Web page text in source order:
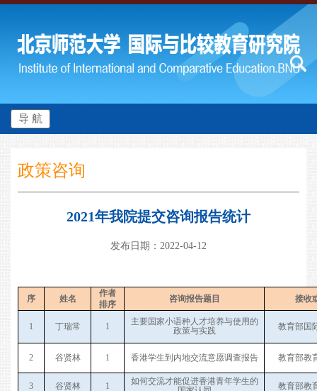
导 航
政策咨询
2021年我院提交咨询报告统计
发布日期：2022-04-12
序 姓名
作者
排序
咨询报告题目 接收
1 丁瑞常 1
主要国家小语种人才培养与使用的
政策与实践
教育部国
2 谷贤林 1 香港学生到内地交流意愿调查报告 教育部教
3 谷贤林 1
如何交流才能促进香港青年学生的
教育部教